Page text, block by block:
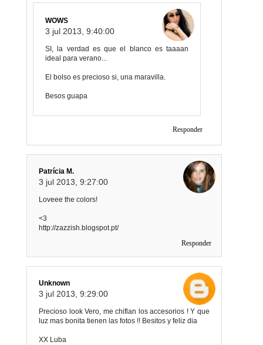
WOWS
3 jul 2013, 9:40:00
SI, la verdad es que el blanco es taaaan
ideal para verano...
El bolso es precioso si, una maravilla.
Besos guapa
Responder
Patrícia M.
3 jul 2013, 9:27:00
Loveee the colors!
<3
http://zazzish.blogspot.pt/
Responder
Unknown
3 jul 2013, 9:29:00
Precioso look Vero, me chiflan los accesorios ! Y que
luz mas bonita tienen las fotos !! Besitos y feliz dia
XX Luba